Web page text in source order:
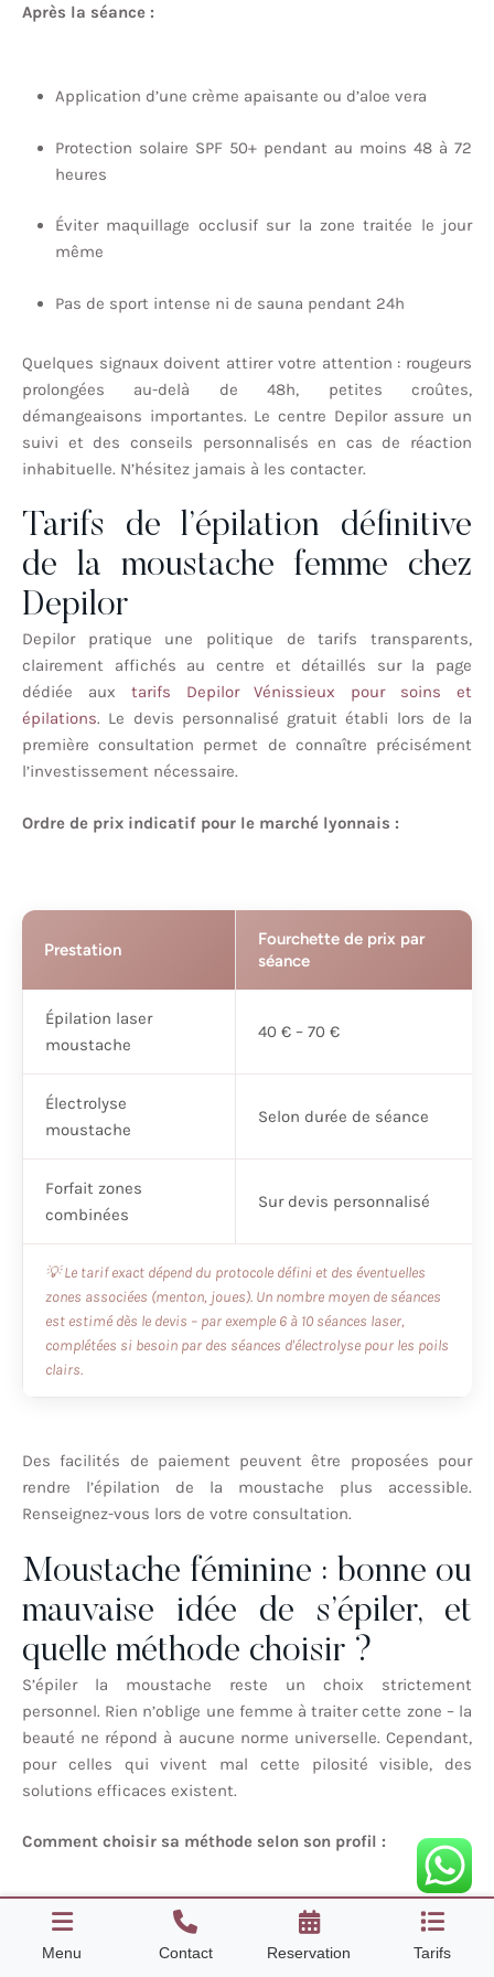
Après la séance :
Application d’une crème apaisante ou d’aloe vera
Protection solaire SPF 50+ pendant au moins 48 à 72
heures
Éviter maquillage occlusif sur la zone traitée le jour
même
Pas de sport intense ni de sauna pendant 24h
Quelques signaux doivent attirer votre attention : rougeurs
prolongées au-delà de 48h, petites croûtes,
démangeaisons importantes. Le centre Depilor assure un
suivi et des conseils personnalisés en cas de réaction
inhabituelle. N’hésitez jamais à les contacter.
Tarifs de l’épilation définitive
de la moustache femme chez
Depilor
Depilor pratique une politique de tarifs transparents,
clairement affichés au centre et détaillés sur la page
dédiée aux tarifs Depilor Vénissieux pour soins et
épilations. Le devis personnalisé gratuit établi lors de la
première consultation permet de connaître précisément
l’investissement nécessaire.
Ordre de prix indicatif pour le marché lyonnais :
Prestation
Fourchette de prix par
séance
Épilation laser
moustache
40 € – 70 €
Électrolyse
moustache
Selon durée de séance
Forfait zones
combinées
Sur devis personnalisé
💡 Le tarif exact dépend du protocole défini et des éventuelles
zones associées (menton, joues). Un nombre moyen de séances
est estimé dès le devis – par exemple 6 à 10 séances laser,
complétées si besoin par des séances d'électrolyse pour les poils
clairs.
Des facilités de paiement peuvent être proposées pour
rendre l’épilation de la moustache plus accessible.
Renseignez-vous lors de votre consultation.
Moustache féminine : bonne ou
mauvaise idée de s’épiler, et
quelle méthode choisir ?
S’épiler la moustache reste un choix strictement
personnel. Rien n’oblige une femme à traiter cette zone – la
beauté ne répond à aucune norme universelle. Cependant,
pour celles qui vivent mal cette pilosité visible, des
solutions efficaces existent.
Comment choisir sa méthode selon son profil :
Duvet léger et clair
: méthodes temporaires douces
(décoloration, fil) peuvent suffire
Menu Contact Reservation Tarifs